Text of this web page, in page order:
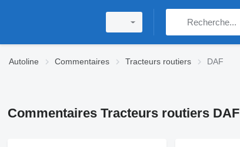
Autoline Commentaires Tracteurs routiers DAF
Commentaires Tracteurs routiers DAF